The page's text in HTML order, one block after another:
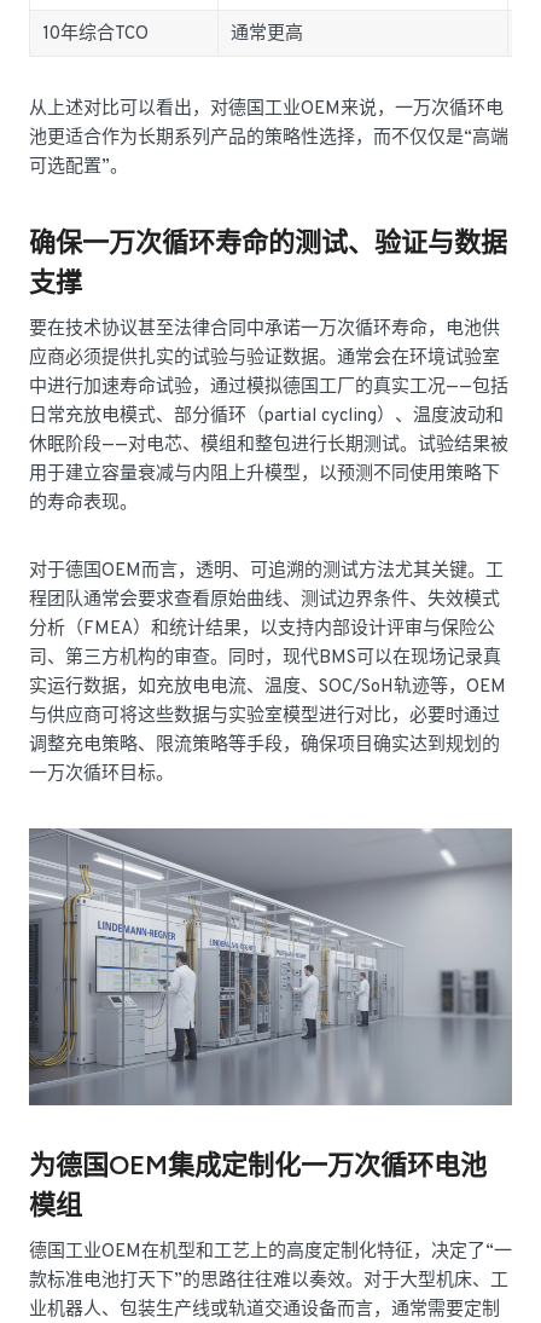
10年综合TCO
通常更高
从上述对比可以看出，对德国工业OEM来说，一万次循环电
池更适合作为长期系列产品的策略性选择，而不仅仅是“高端
可选配置”。
确保一万次循环寿命的测试、验证与数据
支撑
要在技术协议甚至法律合同中承诺一万次循环寿命，电池供
应商必须提供扎实的试验与验证数据。通常会在环境试验室
中进行加速寿命试验，通过模拟德国工厂的真实工况——包括
日常充放电模式、部分循环（partial cycling）、温度波动和
休眠阶段——对电芯、模组和整包进行长期测试。试验结果被
用于建立容量衰减与内阻上升模型，以预测不同使用策略下
的寿命表现。
对于德国OEM而言，透明、可追溯的测试方法尤其关键。工
程团队通常会要求查看原始曲线、测试边界条件、失效模式
分析（FMEA）和统计结果，以支持内部设计评审与保险公
司、第三方机构的审查。同时，现代BMS可以在现场记录真
实运行数据，如充放电电流、温度、SOC/SoH轨迹等，OEM
与供应商可将这些数据与实验室模型进行对比，必要时通过
调整充电策略、限流策略等手段，确保项目确实达到规划的
一万次循环目标。
为德国OEM集成定制化一万次循环电池
模组
德国工业OEM在机型和工艺上的高度定制化特征，决定了“一
款标准电池打天下”的思路往往难以奏效。对于大型机床、工
业机器人、包装生产线或轨道交通设备而言，通常需要定制